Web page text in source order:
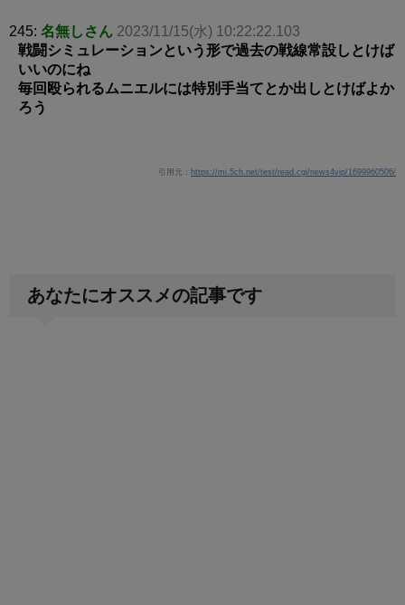
245: 名無しさん 2023/11/15(水) 10:22:22.103
戦闘シミュレーションという形で過去の戦線常設しとけば
いいのにね
毎回殴られるムニエルには特別手当てとか出しとけばよか
ろう
引用元： https://mi.5ch.net/test/read.cgi/news4vip/1699960506/
あなたにオススメの記事です